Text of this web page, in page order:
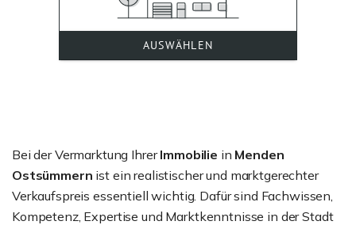
Bei der Vermarktung IhrerImmobilie in Menden
Ostsümmern ist ein realistischer und marktgerechter
Verkaufspreis essentiell wichtig. Dafür sind Fachwissen,
Kompetenz, Expertise und Marktkenntnisse in der Stadt